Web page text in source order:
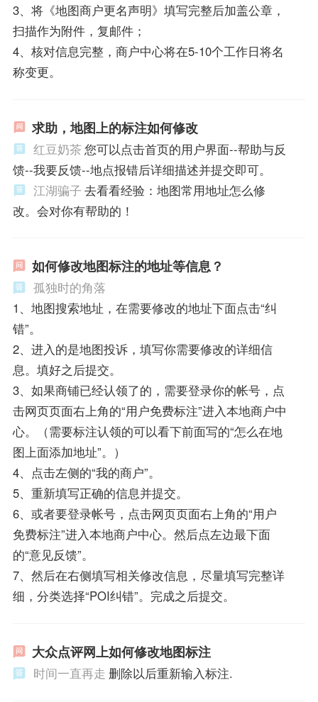
3、将《地图商户更名声明》填写完整后加盖公章，
扫描作为附件，复邮件；
4、核对信息完整，商户中心将在5-10个工作日将名
称变更。
求助，地图上的标注如何修改
红豆奶茶您可以点击首页的用户界面--帮助与反
馈--我要反馈--地点报错后详细描述并提交即可。
江湖骗子 去看看经验：地图常用地址怎么修
改。会对你有帮助的！
如何修改地图标注的地址等信息？
孤独时的角落
1、地图搜索地址，在需要修改的地址下面点击“纠
错”。
2、进入的是地图投诉，填写你需要修改的详细信
息。填好之后提交。
3、如果商铺已经认领了的，需要登录你的帐号，点
击网页页面右上角的“用户免费标注”进入本地商户中
心。（需要标注认领的可以看下前面写的“怎么在地
图上面添加地址”。）
4、点击左侧的“我的商户”。
5、重新填写正确的信息并提交。
6、或者要登录帐号，点击网页页面右上角的“用户
免费标注”进入本地商户中心。然后点左边最下面
的“意见反馈”。
7、然后在右侧填写相关修改信息，尽量填写完整详
细，分类选择“POI纠错”。完成之后提交。
大众点评网上如何修改地图标注
时间一直再走 删除以后重新输入标注.